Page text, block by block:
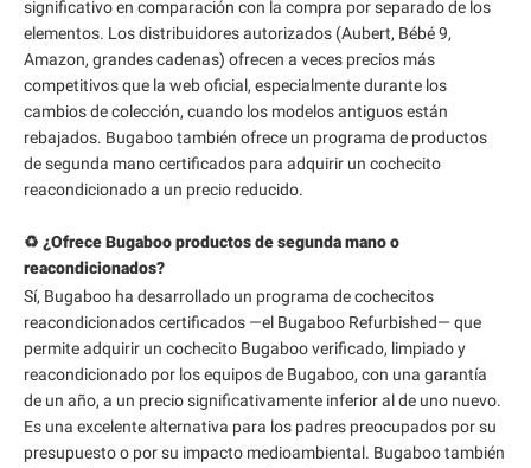
significativo en comparación con la compra por separado de los
elementos. Los distribuidores autorizados (Aubert, Bébé 9,
Amazon, grandes cadenas) ofrecen a veces precios más
competitivos que la web oficial, especialmente durante los
cambios de colección, cuando los modelos antiguos están
rebajados. Bugaboo también ofrece un programa de productos
de segunda mano certificados para adquirir un cochecito
reacondicionado a un precio reducido.
♻️ ¿Ofrece Bugaboo productos de segunda mano o
reacondicionados?
Sí, Bugaboo ha desarrollado un programa de cochecitos
reacondicionados certificados —el Bugaboo Refurbished— que
permite adquirir un cochecito Bugaboo verificado, limpiado y
reacondicionado por los equipos de Bugaboo, con una garantía
de un año, a un precio significativamente inferior al de uno nuevo.
Es una excelente alternativa para los padres preocupados por su
presupuesto o por su impacto medioambiental. Bugaboo también